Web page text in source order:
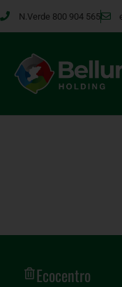
N.Verde 800 904 565
Ecocentro